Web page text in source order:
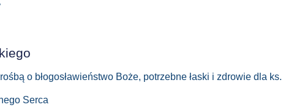
o błogosławieństwo Boże, potrzebne łaski i zdrowie dla
Serca